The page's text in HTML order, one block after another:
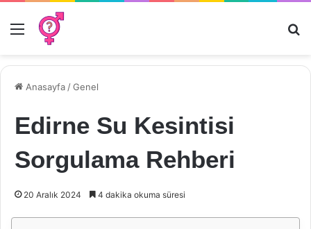
Menü
Anasayfa /Genel
Edirne Su Kesintisi
Sorgulama Rehberi
20 Aralık 2024 4 dakika okuma süresi